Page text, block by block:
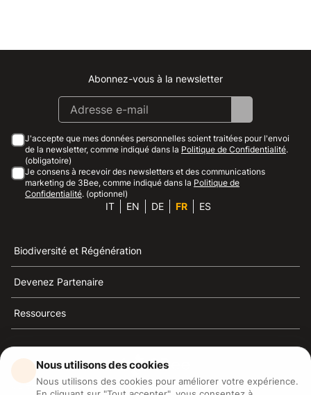
Instagram
Facebook
Linkedin
Youtube
Abonnez-vous à la newsletter
J'accepte que mes données personnelles soient traitées pour l'envoi
de la newsletter, comme indiqué dans la Politique de Confidentialité.
(obligatoire)
Je consens à recevoir des newsletters et des communications
marketing de 3Bee, comme indiqué dans la Politique de
Confidentialité. (optionnel)
IT EN DE FR ES
Biodiversité et Régénération
Devenez Partenaire
Ressources
3Bee est la référence du développement durable, de la
Nous utilisons des cookies
Nous utilisons des cookies pour améliorer votre expérience.